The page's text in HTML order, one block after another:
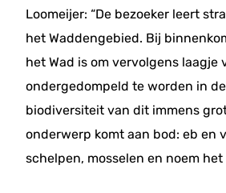
Loomeijer: “De bezoeker leert
het Waddengebied. Bij
het Wad is om vervolgens laagje
ondergedompeld te worden in
biodiversiteit van dit immens
onderwerp komt aan bod: eb en
schelpen, mosselen en noem het